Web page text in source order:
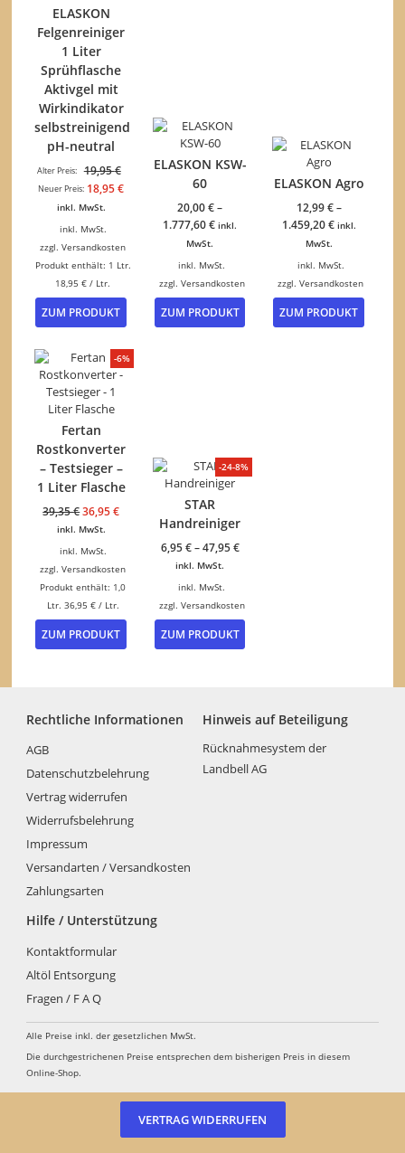
ELASKON
Felgenreiniger
1 Liter
Sprühflasche
Aktivgel mit
Wirkindikator
selbstreinigend
pH-neutral
Alter Preis: 19,95€Ursprünglicher
Preis
Neuer Preis: 18,95€Aktueller
inkl. MwSt.
inkl. MwSt.
zzgl.Versandkosten
Produkt enthält: 1 Ltr.
18,95€ / Ltr.
ZUM PRODUKT
ELASKON KSW-
60
20,00€–
1.777,60€ inkl.
MwSt.
inkl. MwSt.
zzgl. Versandkosten
ZUM PRODUKT
Dieses
Produkt
auf
der
ELASKON Agro
12,99€–
1.459,20€ inkl.
MwSt.
inkl. MwSt.
zzgl.Versandkosten
ZUM PRODUKT
Dieses
-6%
Fertan
Rostkonverter
– Testsieger –
1 Liter Flasche
39,35€Ursprünglicher
Preis
war:
36,95€Aktueller
inkl. MwSt.
inkl. MwSt.
zzgl.Versandkosten
Produkt enthält: 1,0
Ltr. 36,95 €/ Ltr.
ZUM PRODUKT
-24-8%
STAR
Handreiniger
6,95€–47,95€
inkl. MwSt.
inkl. MwSt.
zzgl. Versandkosten
ZUM PRODUKT
Dieses
Die
Optionen
können
auf
Rechtliche Informationen
AGB
Datenschutzbelehrung
Vertrag widerrufen
Widerrufsbelehrung
Impressum
Versandarten / Versandkosten
Zahlungsarten
Hinweis auf Beteiligung
Rücknahmesystem der
Landbell AG
Hilfe / Unterstützung
Kontaktformular
Altöl Entsorgung
Fragen / F A Q
Alle Preise inkl. der gesetzlichen MwSt.
Die durchgestrichenen Preise entsprechen dem bisherigen Preis in diesem
Online-Shop.
VERTRAG WIDERRUFEN